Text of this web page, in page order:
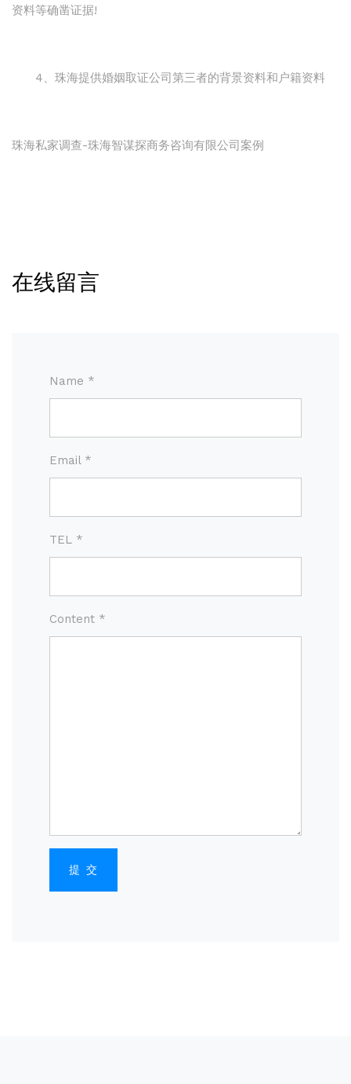
资料等确凿证据!
4、珠海提供婚姻取证公司第三者的背景资料和户籍资料
珠海私家调查-珠海智谋探商务咨询有限公司案例
在线留言
Name *
Email *
TEL *
Content *